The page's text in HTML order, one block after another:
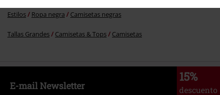
Estilos Ropa negra Camisetas negras
Tallas Grandes Camisetas & Tops Camisetas
15%
descuento
E-mail Newsletter